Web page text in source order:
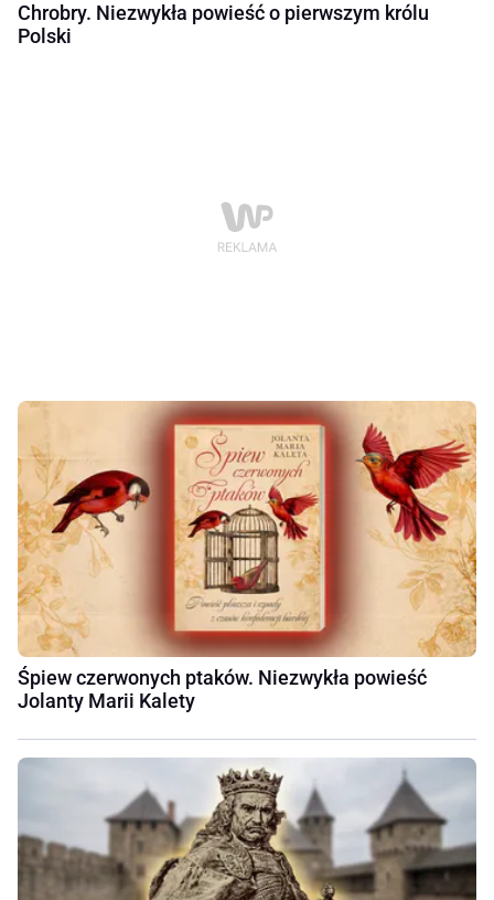
Chrobry. Niezwykła powieść o pierwszym królu
Polski
Śpiew czerwonych ptaków. Niezwykła powieść
Jolanty Marii Kalety